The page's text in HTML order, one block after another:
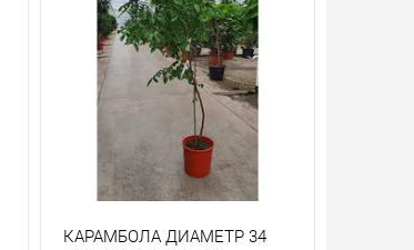
КАРАМБОЛА ДИАМЕТР 34